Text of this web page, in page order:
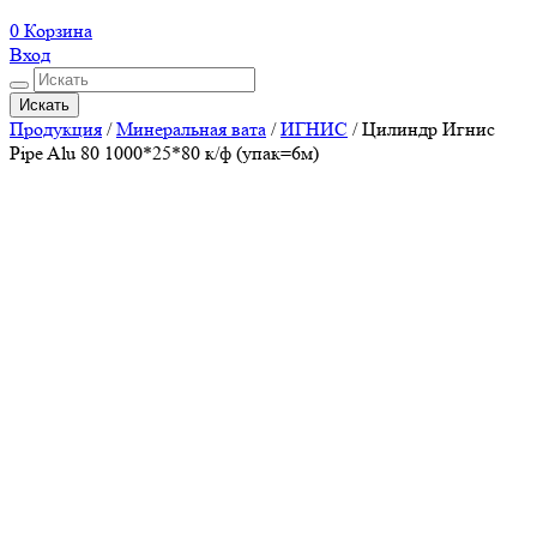
0 Корзина
Вход
Искать
Продукция /Минеральная вата /ИГНИС /Цилиндр Игнис
Pipe Alu 80 1000*25*80 к/ф (упак=6м)